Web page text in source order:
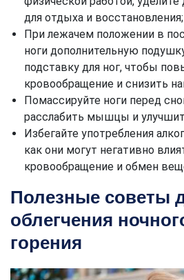
для отдыха и восстановления;
При лежачем положении в
ноги дополнительную
подставку для ног, чтобы
кровообращение и снизить
Помассируйте ноги перед
расслабить мышцы и
Избегайте употребления
как они могут негативно
кровообращение и обмен
Полезные советы
облегчения
горения